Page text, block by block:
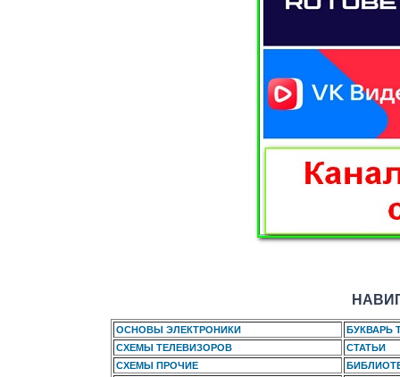
ОСНОВЫ ЭЛЕКТРОНИКИ
БУКВАРЬ
СХЕМЫ ТЕЛЕВИЗОРОВ
СТАТЬИ
СХЕМЫ ПРОЧИЕ